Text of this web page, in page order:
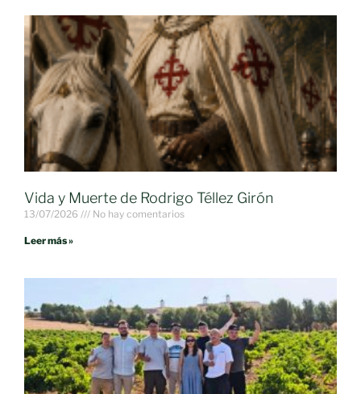
Vida y Muerte de Rodrigo Téllez Girón
13/07/2026 No hay comentarios
Leer más »